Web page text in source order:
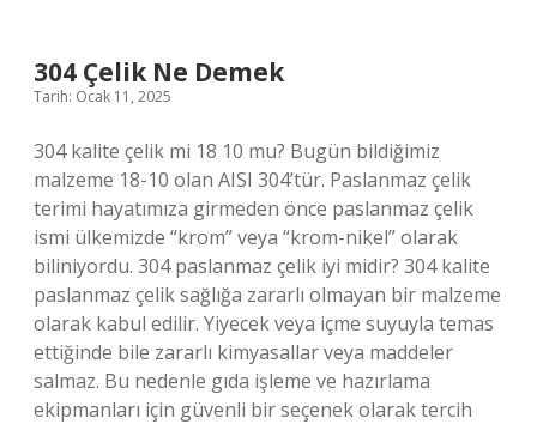
304 Çelik Ne Demek
Tarih: Ocak 11, 2025
304 kalite çelik mi 18 10 mu? Bugün bildiğimiz
malzeme 18-10 olan AISI 304’tür. Paslanmaz çelik
terimi hayatımıza girmeden önce paslanmaz çelik
ismi ülkemizde “krom” veya “krom-nikel” olarak
biliniyordu. 304 paslanmaz çelik iyi midir? 304 kalite
paslanmaz çelik sağlığa zararlı olmayan bir malzeme
olarak kabul edilir. Yiyecek veya içme suyuyla temas
ettiğinde bile zararlı kimyasallar veya maddeler
salmaz. Bu nedenle gıda işleme ve hazırlama
ekipmanları için güvenli bir seçenek olarak tercih